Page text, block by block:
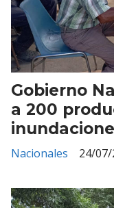
Gobierno
a 200
Nacionales 24/